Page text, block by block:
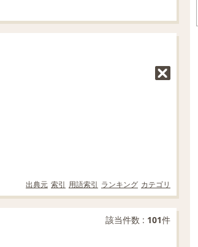
出典元 索引 用語索引 ランキング カテゴリ
該当件数 : 101件